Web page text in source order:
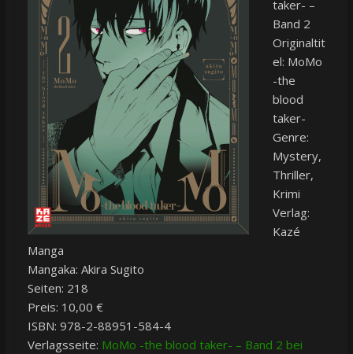
taker- –
Band 2
Originaltit
el: MoMo
-the
blood
taker-
Genre:
Mystery,
Thriller,
Krimi
Verlag:
Kazé
Manga
Mangaka: Akira Sugito
Seiten: 218
Preis: 10,00 €
ISBN: 978-2-88951-584-4
Verlagsseite: MoMo -the blood taker- – Band 2 bei